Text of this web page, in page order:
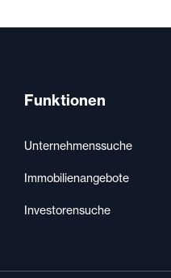
Funktionen
Unternehmenssuche
Immobilienangebote
Investorensuche